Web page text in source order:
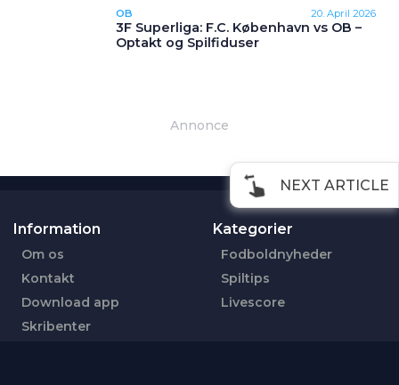
NEXT ARTICLE
OB 20. April 2026
3F Superliga: F.C. København vs OB –
Optakt og Spilfiduser
Annonce
Information
Om os
Kontakt
Download app
Skribenter
Kategorier
Fodboldnyheder
Spiltips
Livescore